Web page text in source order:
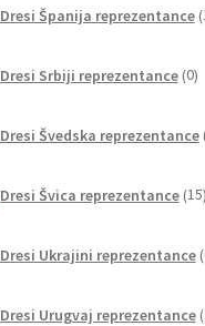
Dresi Španija reprezentance
Dresi Srbiji reprezentance 0
Dresi Švedska reprezentance
Dresi Švica reprezentance 15
Dresi Ukrajini reprezentance
Dresi Urugvaj reprezentance